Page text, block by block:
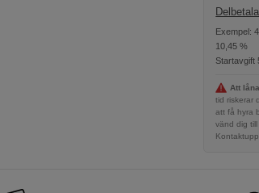
Exempel:
10,45 %
Startavgift
Att
tid riskerar
att få hyra
vänd dig